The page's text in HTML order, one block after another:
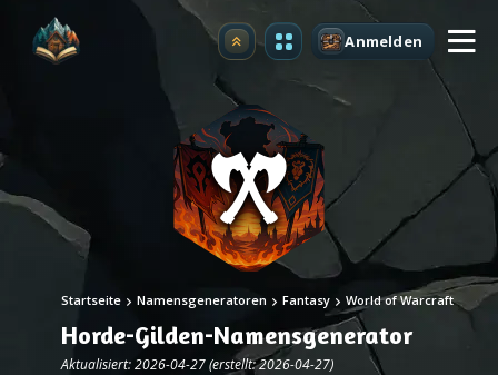
Upgrade Anmelden
Startseite Namensgeneratoren Fantasy World of Warcraft
Horde-Gilden-Namensgenerator
Aktualisiert: 2026-04-27 (erstellt: 2026-04-27)